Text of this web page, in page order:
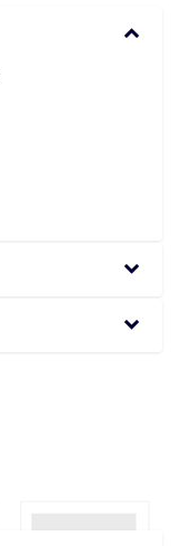
keyboard_arrow_down
keyboard_arrow_down
keyboard_arrow_down